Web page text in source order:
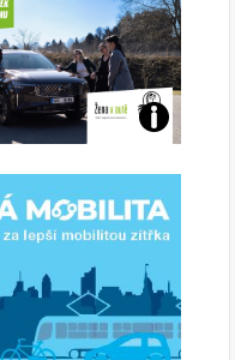
Jaké
ženy-
řidičky